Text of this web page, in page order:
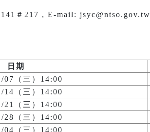
＃217，E-mail: jsyc@ntso.gov.tw
日期
07（三）14:00
14（三）14:00
21（三）14:00
28（三）14:00
04（三）14:00